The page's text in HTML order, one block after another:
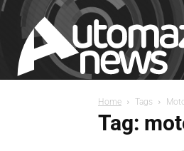
Home Tags
Tag: